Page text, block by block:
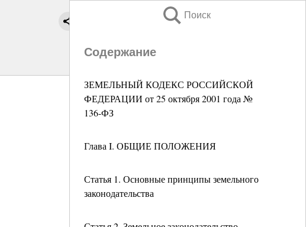
Поиск
Содержание
ЗЕМЕЛЬНЫЙ КОДЕКС РОССИЙСКОЙ
ФЕДЕРАЦИИ от 25 октября 2001 года №
136-ФЗ
Глава I. ОБЩИЕ ПОЛОЖЕНИЯ
Статья 1. Основные принципы земельного
законодательства